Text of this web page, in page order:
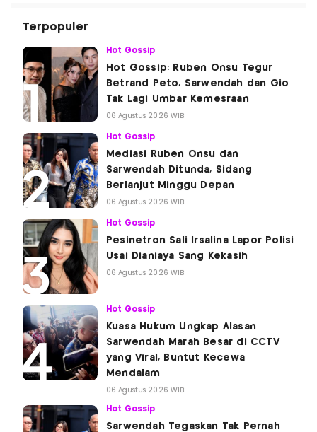
Terpopuler
Hot Gossip
Hot Gossip: Ruben Onsu Tegur
Betrand Peto, Sarwendah dan Gio
Tak Lagi Umbar Kemesraan
06 Agustus 2026 WIB
Hot Gossip
Mediasi Ruben Onsu dan
Sarwendah Ditunda, Sidang
Berlanjut Minggu Depan
06 Agustus 2026 WIB
Hot Gossip
Pesinetron Sali Irsalina Lapor Polisi
Usai Dianiaya Sang Kekasih
06 Agustus 2026 WIB
Hot Gossip
Kuasa Hukum Ungkap Alasan
Sarwendah Marah Besar di CCTV
yang Viral, Buntut Kecewa
Mendalam
06 Agustus 2026 WIB
Hot Gossip
Sarwendah Tegaskan Tak Pernah